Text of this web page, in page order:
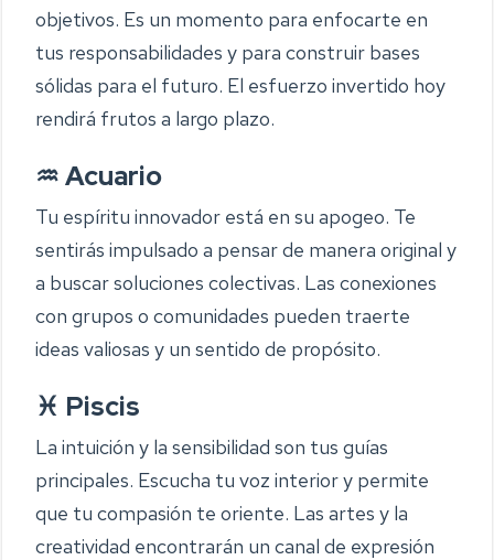
objetivos. Es un momento para enfocarte en
tus responsabilidades y para construir bases
sólidas para el futuro. El esfuerzo invertido hoy
rendirá frutos a largo plazo.
♒ Acuario
Tu espíritu innovador está en su apogeo. Te
sentirás impulsado a pensar de manera original y
a buscar soluciones colectivas. Las conexiones
con grupos o comunidades pueden traerte
ideas valiosas y un sentido de propósito.
♓ Piscis
La intuición y la sensibilidad son tus guías
principales. Escucha tu voz interior y permite
que tu compasión te oriente. Las artes y la
creatividad encontrarán un canal de expresión